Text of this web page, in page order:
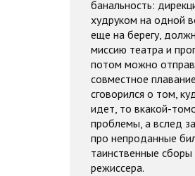
банальность:
худруком на одной
еще на берегу,
миссию театра и
потом можно
совместное
сговорился о том,
идет, то вкакой-
проблемы, а вслед
про непроданные
таинственные
режиссера.